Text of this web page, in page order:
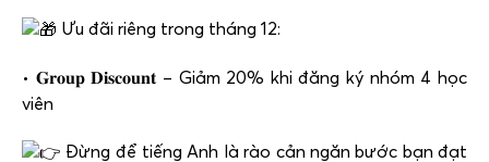
Ưu đãi riêng trong tháng 12:
• 𝐆𝐫𝐨𝐮𝐩 𝐃𝐢𝐬𝐜𝐨𝐮𝐧𝐭 – Giảm 20% khi đăng ký nhóm 4 học
viên
Đừng để tiếng Anh là rào cản ngăn bước bạn đạt